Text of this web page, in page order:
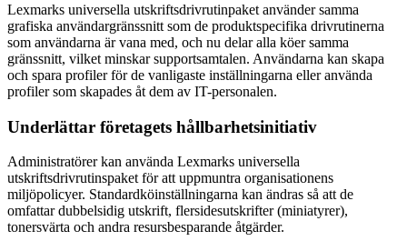
Lexmarks universella utskriftsdrivrutinpaket använder samma
grafiska användargränssnitt som de produktspecifika drivrutinerna
som användarna är vana med, och nu delar alla köer samma
gränssnitt, vilket minskar supportsamtalen. Användarna kan skapa
och spara profiler för de vanligaste inställningarna eller använda
profiler som skapades åt dem av IT-personalen.
Underlättar företagets hållbarhetsinitiativ
Administratörer kan använda Lexmarks universella
utskriftsdrivrutinspaket för att uppmuntra organisationens
miljöpolicyer. Standardköinställningarna kan ändras så att de
omfattar dubbelsidig utskrift, flersidesutskrifter (miniatyrer),
tonersvärta och andra resursbesparande åtgärder.